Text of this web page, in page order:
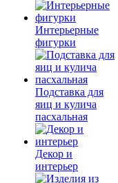
Интерьерные
фигурки
Подставка для
яиц и кулича
пасхальная
Декор и
интерьер